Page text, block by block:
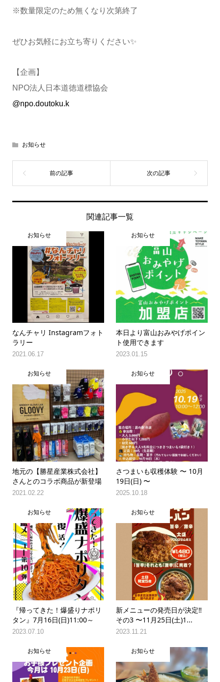
※数量限定のため無くなり次第終了
ぜひお気軽にお立ち寄りください✨
【企画】
NPO法人日本道徳道標協会
@npo.doutoku.k
お知らせ
関連記事一覧
お知らせ
なんチャリ Instagramフォト
ラリー
2021.06.17
お知らせ
本日より富山おみやげポイン
ト使用できます
2023.01.15
お知らせ
地元の【勝星産業株式会社】
さんとのコラボ商品が新登場
2021.02.22
お知らせ
さつまいも収穫体験 〜 10月
19日(日) 〜
2025.10.18
お知らせ
『帰ってきた！爆盛りナポリ
タン』7月16日(日)11:00～
2023.07.10
お知らせ
新メニューの発売日が決定‼️
その3 〜11月25日(土)1...
2023.11.21
お知らせ お知らせ